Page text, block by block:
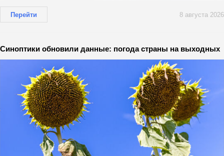
Перейти 8 августа 2026
Синоптики обновили данные: погода страны на выходных